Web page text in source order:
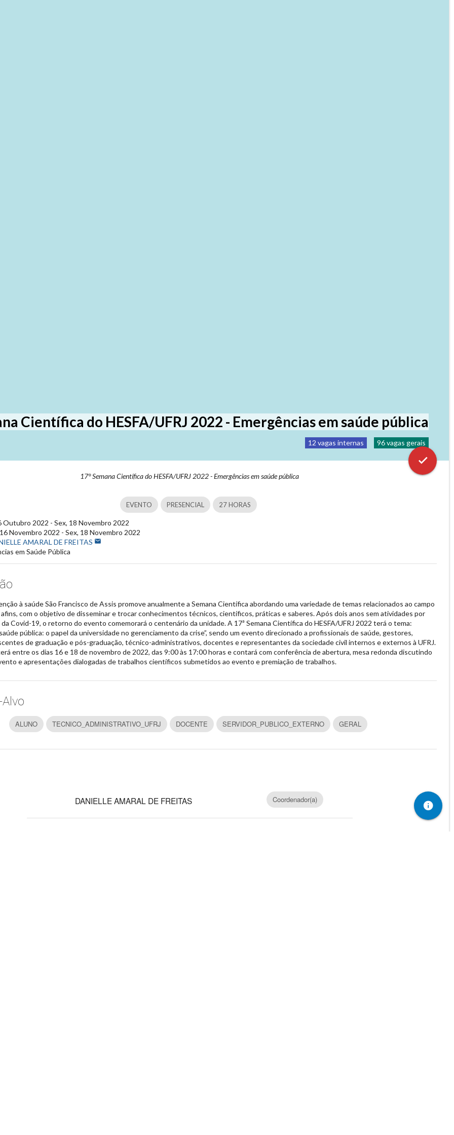
Científica do HESFA/UFRJ 2022 - Emergências em saúde pública
96 vagas gerais
12 vagas internas
check
17° Semana Científica do HESFA/UFRJ 2022 - Emergências em saúde pública
EVENTO PRESENCIAL 27 HORAS
Outubro 2022 - Sex, 18 Novembro 2022
Novembro 2022 - Sex, 18 Novembro 2022
AMARAL DE FREITAS mail
em Saúde Pública
à saúde São Francisco de Assis promove anualmente a Semana Científica abordando uma variedade de temas relacionados ao campo
afins, com o objetivo de disseminar e trocar conhecimentos técnicos, científicos, práticas e saberes. Após dois anos sem atividades por
da Covid-19, o retorno do evento comemorará o centenário da unidade. A 17ª Semana Científica do HESFA/UFRJ 2022 terá o tema:
pública: o papel da universidade no gerenciamento da crise”, sendo um evento direcionado a profissionais de saúde, gestores,
de graduação e pós-graduação, técnico-administrativos, docentes e representantes da sociedade civil internos e externos à UFRJ.
entre os dias 16 e 18 de novembro de 2022, das 9:00 às 17:00 horas e contará com conferência de abertura, mesa redonda discutindo
e apresentações dialogadas de trabalhos científicos submetidos ao evento e premiação de trabalhos.
ALUNO TECNICO_ADMINISTRATIVO_UFRJ DOCENTE SERVIDOR_PUBLICO_EXTERNO GERAL
DANIELLE AMARAL DE FREITAS Coordenador(a)
info